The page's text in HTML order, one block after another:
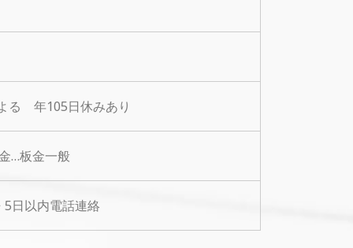
る 年105日休みあり
…板金一般
以内電話連絡